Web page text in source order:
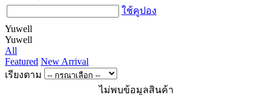
ใช้คูปอง
Yuwell
Yuwell
All
Featured New Arrival
เรียงตาม
ไม่พบข้อมูลสินค้า